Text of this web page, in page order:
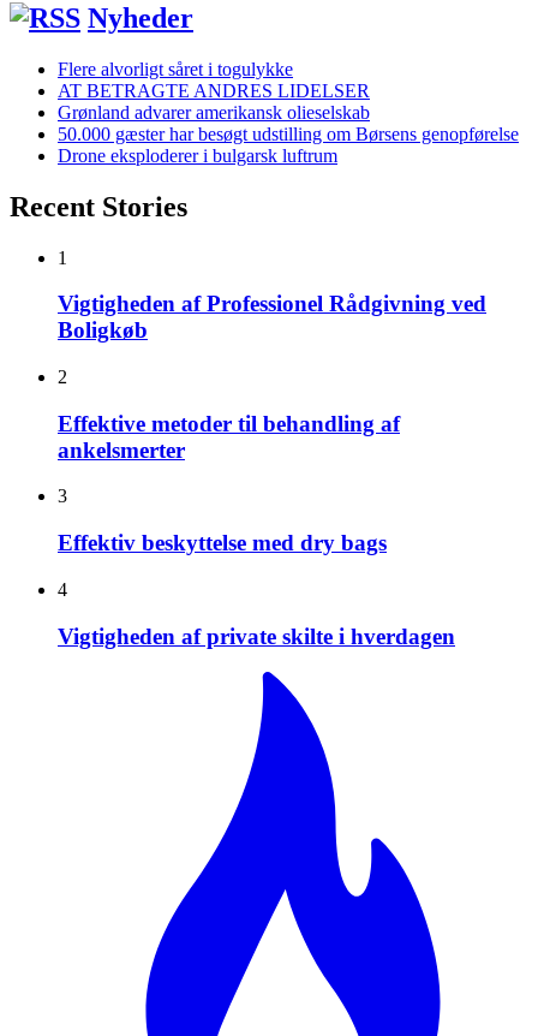
Nyheder
Flere alvorligt såret i togulykke
AT BETRAGTE ANDRES LIDELSER
Grønland advarer amerikansk olieselskab
50.000 gæster har besøgt udstilling om Børsens genopførelse
Drone eksploderer i bulgarsk luftrum
Recent Stories
1
Vigtigheden af Professionel Rådgivning ved
Boligkøb
2
Effektive metoder til behandling af
ankelsmerter
3
Effektiv beskyttelse med dry bags
4
Vigtigheden af private skilte i hverdagen